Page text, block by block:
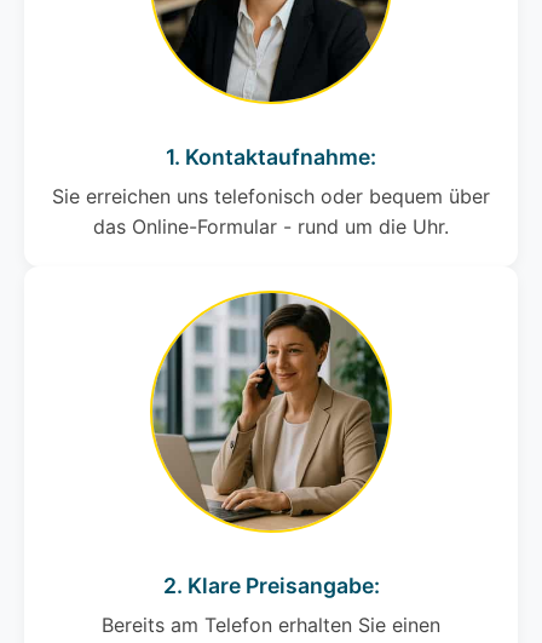
1. Kontaktaufnahme:
Sie erreichen uns telefonisch oder bequem über
das Online-Formular - rund um die Uhr.
2. Klare Preisangabe:
Bereits am Telefon erhalten Sie einen